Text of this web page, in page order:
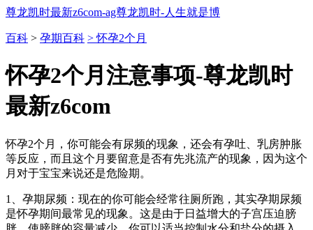
尊龙凯时最新z6com-ag尊龙凯时-人生就是博
百科 > 孕期百科 > 怀孕2个月
怀孕2个月注意事项-尊龙凯时
最新z6com
怀孕2个月，你可能会有尿频的现象，还会有孕吐、乳房肿胀
等反应，而且这个月要留意是否有先兆流产的现象，因为这个
月对于宝宝来说还是危险期。
1、孕期尿频：现在的你可能会经常往厕所跑，其实孕期尿频
是怀孕期间最常见的现象。这是由于日益增大的子宫压迫膀